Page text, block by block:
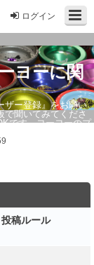
ログイン
ヨーに関
ザー登録』をお願い
で聞いてみてくださ
です。ヨーヨーのプ
稿ルール